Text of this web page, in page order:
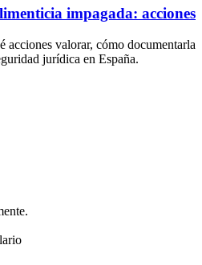
impagada: acciones
acciones valorar, cómo documentarla
jurídica en España.